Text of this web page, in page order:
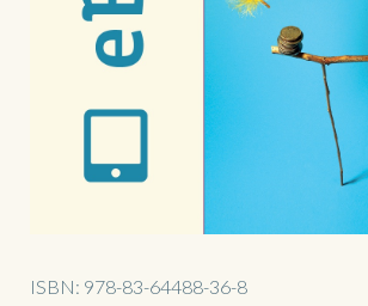
ISBN: 978-83-64488-36-8